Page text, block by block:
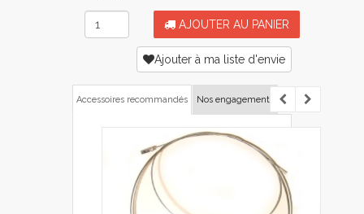
AJOUTER AU PANIER
Ajouter à ma liste d'envie
Accessoires recommandés Nos engagements